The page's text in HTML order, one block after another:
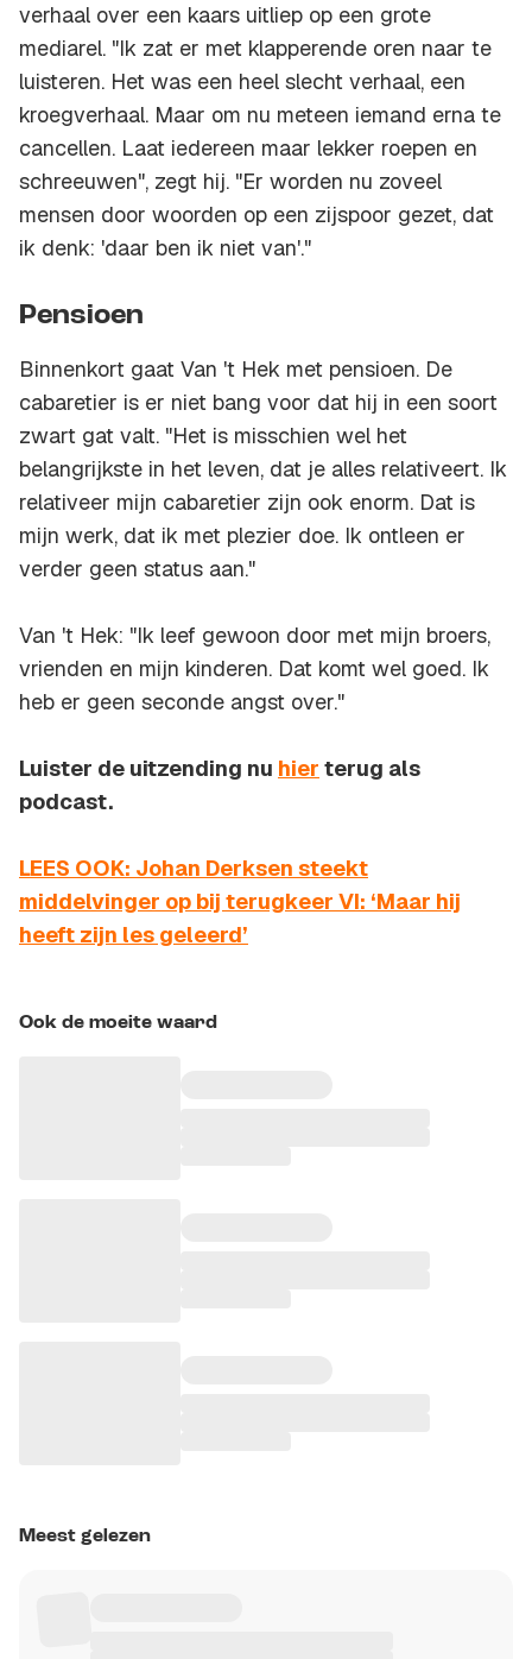
verhaal over een kaars uitliep op een grote
mediarel. "Ik zat er met klapperende oren naar te
luisteren. Het was een heel slecht verhaal, een
kroegverhaal. Maar om nu meteen iemand erna te
cancellen. Laat iedereen maar lekker roepen en
schreeuwen", zegt hij. "Er worden nu zoveel
mensen door woorden op een zijspoor gezet, dat
ik denk: 'daar ben ik niet van'."
Pensioen
Binnenkort gaat Van 't Hek met pensioen. De
cabaretier is er niet bang voor dat hij in een soort
zwart gat valt. "Het is misschien wel het
belangrijkste in het leven, dat je alles relativeert. Ik
relativeer mijn cabaretier zijn ook enorm. Dat is
mijn werk, dat ik met plezier doe. Ik ontleen er
verder geen status aan."
Van 't Hek: "Ik leef gewoon door met mijn broers,
vrienden en mijn kinderen. Dat komt wel goed. Ik
heb er geen seconde angst over."
Luister de uitzending nu hier terug als
podcast.
LEES OOK: Johan Derksen steekt
middelvinger op bij terugkeer VI: ‘Maar hij
heeft zijn les geleerd’
Ook de moeite waard
Meest gelezen